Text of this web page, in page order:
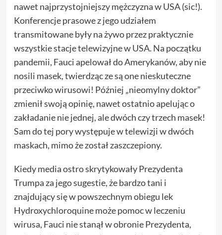
nawet najprzystojniejszy mężczyzna w USA (sic!).
Konferencje prasowe z jego udziałem
transmitowane były na żywo przez praktycznie
wszystkie stacje telewizyjne w USA. Na początku
pandemii, Fauci apelował do Amerykanów, aby nie
nosili masek, twierdząc ze są one nieskuteczne
przeciwko wirusowi! Później „nieomylny doktor”
zmienił swoją opinię, nawet ostatnio apelując o
zakładanie nie jednej, ale dwóch czy trzech masek!
Sam do tej pory występuje w telewizji w dwóch
maskach, mimo że został zaszczepiony.
Kiedy media ostro skrytykowały Prezydenta
Trumpa za jego sugestie, że bardzo tani i
znajdujący się w powszechnym obiegu lek
Hydroxychloroquine może pomoc w leczeniu
wirusa, Fauci nie stanął w obronie Prezydenta,